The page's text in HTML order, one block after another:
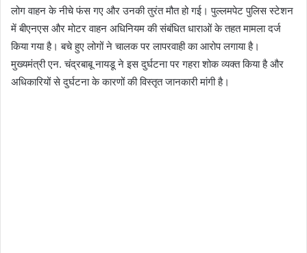
लोग वाहन के नीचे फंस गए और उनकी तुरंत मौत हो गई। पुल्लमपेट पुलिस स्टेशन
में बीएनएस और मोटर वाहन अधिनियम की संबंधित धाराओं के तहत मामला दर्ज
किया गया है। बचे हुए लोगों ने चालक पर लापरवाही का आरोप लगाया है।
मुख्यमंत्री एन. चंद्रबाबू नायडू ने इस दुर्घटना पर गहरा शोक व्यक्त किया है और
अधिकारियों से दुर्घटना के कारणों की विस्तृत जानकारी मांगी है।